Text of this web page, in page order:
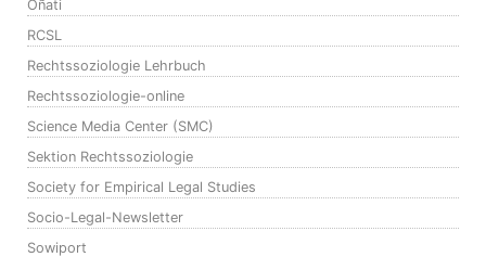
Oñati
RCSL
Rechtssoziologie Lehrbuch
Rechtssoziologie-online
Science Media Center (SMC)
Sektion Rechtssoziologie
Society for Empirical Legal Studies
Socio-Legal-Newsletter
Sowiport